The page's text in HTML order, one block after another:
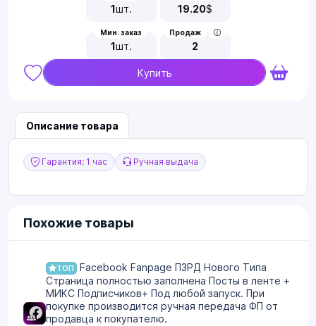
1шт. 19.20$
Мин. заказ
1шт.
Продаж
2
Купить
Описание товара
Гарантия: 1 час Ручная выдача
Похожие товары
ТОП
Facebook Fanpage ПЗРД Нового Типа
Страница полностью заполнена Посты в ленте +
МИКС Подписчиков+ Под любой запуск. При
покупке производится ручная передача ФП от
продавца к покупателю.